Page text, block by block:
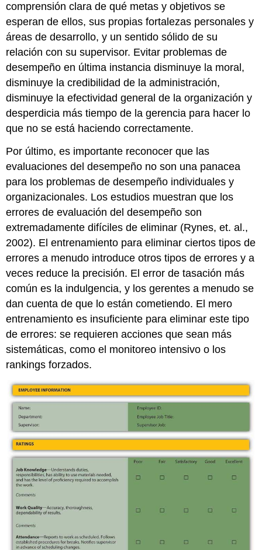
comprensión clara de qué metas y objetivos se
esperan de ellos, sus propias fortalezas personales y
áreas de desarrollo, y un sentido sólido de su
relación con su supervisor. Evitar problemas de
desempeño en última instancia disminuye la moral,
disminuye la credibilidad de la administración,
disminuye la efectividad general de la organización y
desperdicia más tiempo de la gerencia para hacer lo
que no se está haciendo correctamente.
Por último, es importante reconocer que las
evaluaciones del desempeño no son una panacea
para los problemas de desempeño individuales y
organizacionales. Los estudios muestran que los
errores de evaluación del desempeño son
extremadamente difíciles de eliminar (Rynes, et. al.,
2002). El entrenamiento para eliminar ciertos tipos de
errores a menudo introduce otros tipos de errores y a
veces reduce la precisión. El error de tasación más
común es la indulgencia, y los gerentes a menudo se
dan cuenta de que lo están cometiendo. El mero
entrenamiento es insuficiente para eliminar este tipo
de errores: se requieren acciones que sean más
sistemáticas, como el monitoreo intensivo o los
rankings forzados.